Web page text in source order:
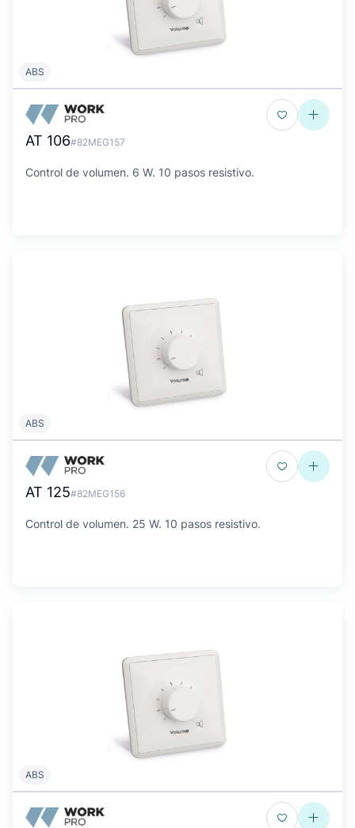
ABS
AT 106#82MEG157
Control de volumen. 6 W. 10 pasos resistivo.
ABS
AT 125#82MEG156
Control de volumen. 25 W. 10 pasos resistivo.
ABS